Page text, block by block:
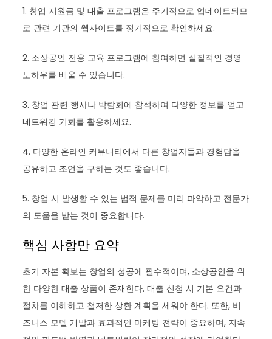
1. 창업 지원금 및 대출 프로그램은 주기적으로 업데이트되므
로 관련 기관의 웹사이트를 정기적으로 확인하세요.
2. 소상공인 전용 교육 프로그램에 참여하면 실질적인 경영
노하우를 배울 수 있습니다.
3. 창업 관련 행사나 박람회에 참석하여 다양한 정보를 얻고
네트워킹 기회를 활용하세요.
4. 다양한 온라인 커뮤니티에서 다른 창업자들과 경험담을
공유하고 조언을 구하는 것도 좋습니다.
5. 창업 시 발생할 수 있는 법적 문제를 미리 파악하고 전문가
의 도움을 받는 것이 중요합니다.
핵심 사항만 요약
초기 자본 확보는 창업의 성공에 필수적이며, 소상공인을 위
한 다양한 대출 상품이 존재한다. 대출 신청 시 기본 요건과
절차를 이해하고 철저한 상환 계획을 세워야 한다. 또한, 비
즈니스 모델 개발과 효과적인 마케팅 전략이 중요하며, 지속